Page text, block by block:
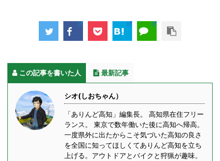
この記事を書いた人 最新記事
シオ(しおちゃん）
「ありんど高知」編集長。 高知県在住フリー
ランス。 東京で数年働いた後に高知へ帰高。
一度県外に出たからこそ気づいた高知の良さ
を全国に知ってほしくてありんど高知を立ち
上げる。アウトドアとバイクと狩猟が趣味。